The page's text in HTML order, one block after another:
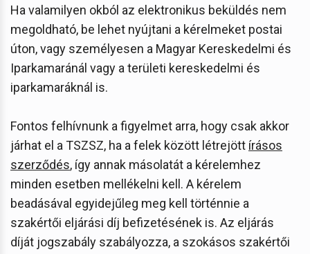
Ha valamilyen okból az elektronikus beküldés nem
megoldható, be lehet nyújtani a kérelmeket postai
úton, vagy személyesen a Magyar Kereskedelmi és
Iparkamaránál vagy a területi kereskedelmi és
iparkamaráknál is.
Fontos felhívnunk a figyelmet arra, hogy csak akkor
járhat el a TSZSZ, ha a felek között létrejött írásos
szerződés, így annak másolatát a kérelemhez
minden esetben mellékelni kell. A kérelem
beadásával egyidejűleg meg kell történnie a
szakértői eljárási díj befizetésének is. Az eljárás
díját jogszabály szabályozza, a szokásos szakértői